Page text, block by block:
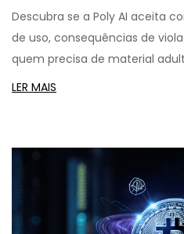
Descubra se a Poly AI aceita
de uso, consequências de
quem precisa de material
LER MAIS